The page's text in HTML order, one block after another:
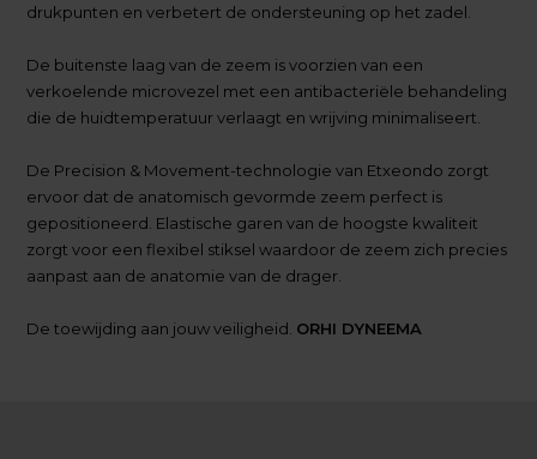
drukpunten en verbetert de ondersteuning op het zadel.
De buitenste laag van de zeem is voorzien van een
verkoelende microvezel met een antibacteriële behandeling
die de huidtemperatuur verlaagt en wrijving minimaliseert.
De Precision & Movement-technologie van Etxeondo zorgt
ervoor dat de anatomisch gevormde zeem perfect is
gepositioneerd. Elastische garen van de hoogste kwaliteit
zorgt voor een flexibel stiksel waardoor de zeem zich precies
aanpast aan de anatomie van de drager.
De toewijding aan jouw veiligheid. ORHI DYNEEMA